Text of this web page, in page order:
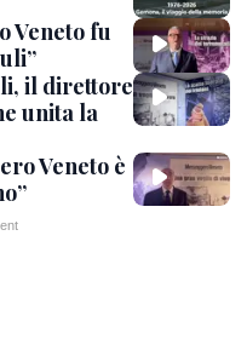
Veneto fu
il direttore
unita la
Veneto è